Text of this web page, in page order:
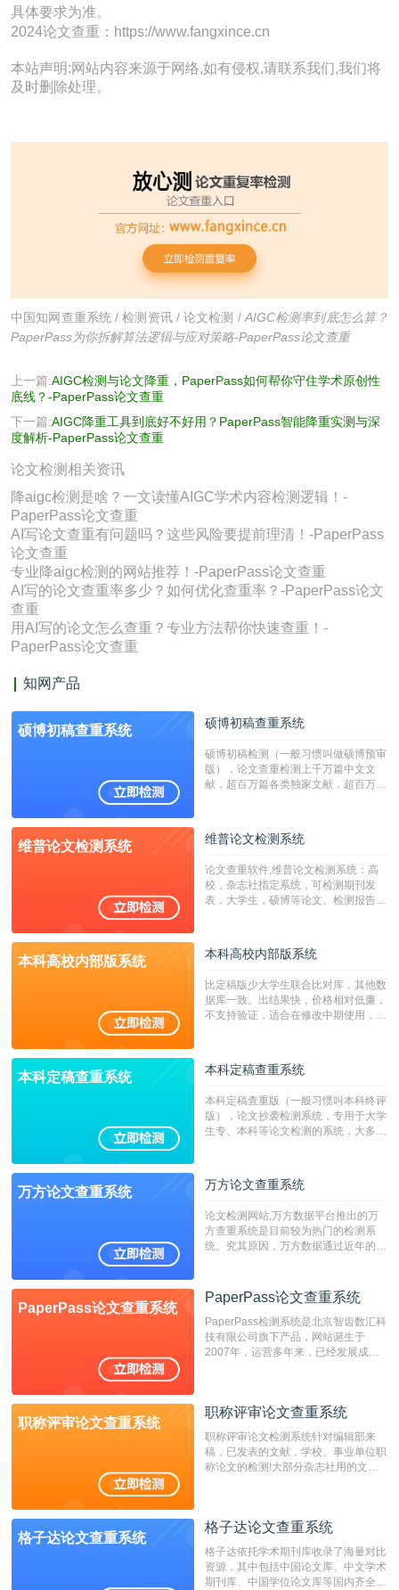
具体要求为准。
2024论文查重：https://www.fangxince.cn
本站声明:网站内容来源于网络,如有侵权,请联系我们,我们将
及时删除处理。
中国知网查重系统 /检测资讯/论文检测 /AIGC检测率到底怎么算？
PaperPass为你拆解算法逻辑与应对策略-PaperPass论文查重
上一篇:AIGC检测与论文降重，PaperPass如何帮你守住学术原创性
底线？-PaperPass论文查重
下一篇:AIGC降重工具到底好不好用？PaperPass智能降重实测与深
度解析-PaperPass论文查重
论文检测相关资讯
降aigc检测是啥？一文读懂AIGC学术内容检测逻辑！-
PaperPass论文查重
AI写论文查重有问题吗？这些风险要提前理清！-PaperPass
论文查重
专业降aigc检测的网站推荐！-PaperPass论文查重
AI写的论文查重率多少？如何优化查重率？-PaperPass论文
查重
用AI写的论文怎么查重？专业方法帮你快速查重！-
PaperPass论文查重
知网产品
硕博初稿查重系统 硕博初稿查重系统
硕博初稿检测（一般习惯叫做硕博预审
版），论文查重检测上千万篇中文文
献，超百万篇各类独家文献，超百万港
校用来检测硕博论文的系统，检测范围
广，数据来源真实，检测算法合理!本
字符数30万）
维普论文检测系统 维普论文检测系统
论文查重软件,维普论文检测系统：高
校，杂志社指定系统，可检测期刊发
表，大学生，硕博等论文。检测报告支
本科高校内部版系统 本科高校内部版系统
比定稿版少大学生联合比对库，其他数
据库一致。出结果快，价格相对低廉，
不支持验证，适合在修改中期使用，定
本科定稿查重系统 本科定稿查重系统
本科定稿查重版（一般习惯叫本科终评
版），论文抄袭检测系统，专用于大学
生专、本科等论文检测的系统，大多数
万方论文查重系统 万方论文查重系统
论文检测网站,万方数据平台推出的万
方查重系统是目前较为热门的检测系
统。究其原因，万方数据通过近年的发
检测系统，其真实性和权威性无可厚
非。其次，相对于知网而言，万方检测
费用少，上手容易，是学生初次论文查
重的推荐系统。
PaperPass论文查重系统
PaperPass论文查重系统
PaperPass检测系统是北京智齿数汇科
技有限公司旗下产品，网站诞生于
2007年，运营多年来，已经发展成为
检测速度快、精度高，市场反映良好。
职称评审论文查重系统
职称评审论文查重系统
职称评审论文检测系统针对编辑部来
稿，已发表的文献，学校、事业单位职
称论文的检测!大部分杂志社用的文献
编辑部检测来稿和已发表的文献,检测
测时注意填写第一作者,才能排除已发
表文献复制比。（限制字符数1万）
格子达论文查重系统
格子达论文查重系统
格子达依托学术期刊库收录了海量对比
资源，其中包括中国论文库、中文学术
期刊库、中国学位论文库等国内齐全的